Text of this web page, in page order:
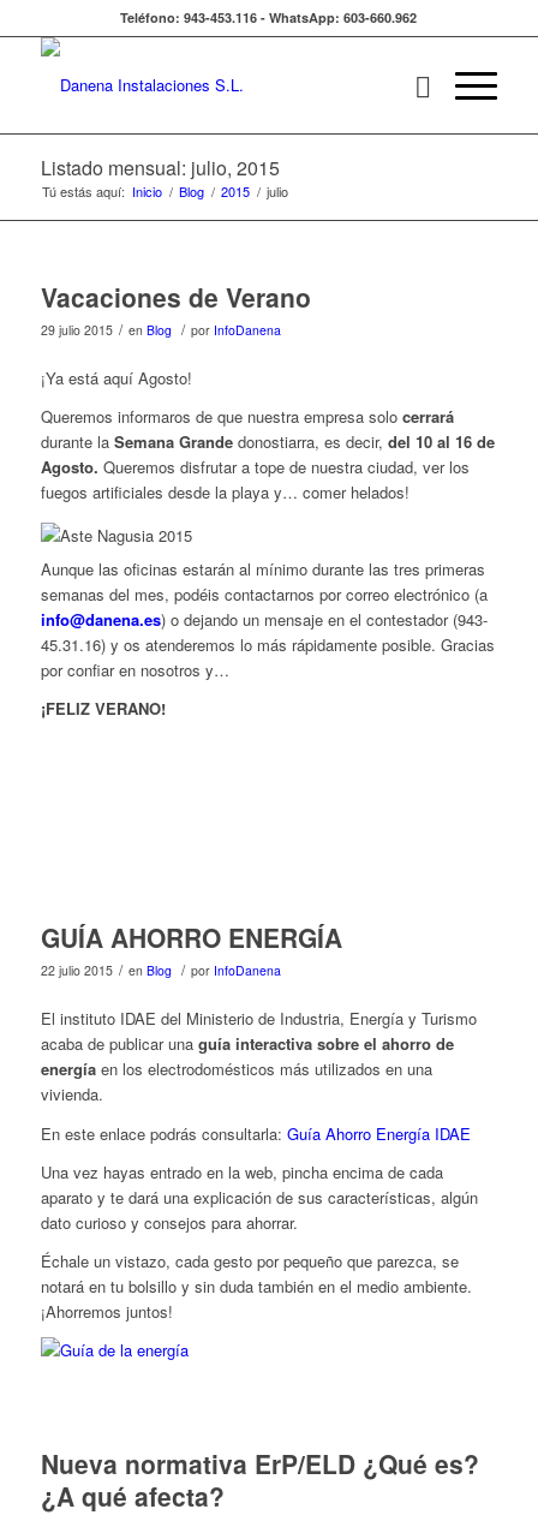
Teléfono: 943-453.116 - WhatsApp: 603-660.962
Listado mensual: julio, 2015
Tú estás aquí: Inicio / Blog / 2015 / julio
Vacaciones de Verano
29 julio 2015 / en Blog / por InfoDanena
¡Ya está aquí Agosto!
Queremos informaros de que nuestra empresa solo cerrará
durante la Semana Grandedonostiarra, es decir, del 10 al 16 de
Agosto. Queremos disfrutar a tope de nuestra ciudad, ver los
fuegos artificiales desde la playa y… comer helados!
Aunque las oficinas estarán al mínimo durante las tres primeras
semanas del mes, podéis contactarnos por correo electrónico (a
info@danena.es) o dejando un mensaje en el contestador (943-
45.31.16) y os atenderemos lo más rápidamente posible. Gracias
por confiar en nosotros y…
¡FELIZ VERANO!
GUÍA AHORRO ENERGÍA
22 julio 2015 / en Blog / por InfoDanena
El instituto IDAE del Ministerio de Industria, Energía y Turismo
acaba de publicar una guía interactiva sobre el ahorro de
energíaen los electrodomésticos más utilizados en una
vivienda.
En este enlace podrás consultarla: Guía Ahorro Energía IDAE
Una vez hayas entrado en la web, pincha encima de cada
aparato y te dará una explicación de sus características, algún
dato curioso y consejos para ahorrar.
Échale un vistazo, cada gesto por pequeño que parezca, se
notará en tu bolsillo y sin duda también en el medio ambiente.
¡Ahorremos juntos!
Nueva normativa ErP/ELD ¿Qué es?
¿A qué afecta?